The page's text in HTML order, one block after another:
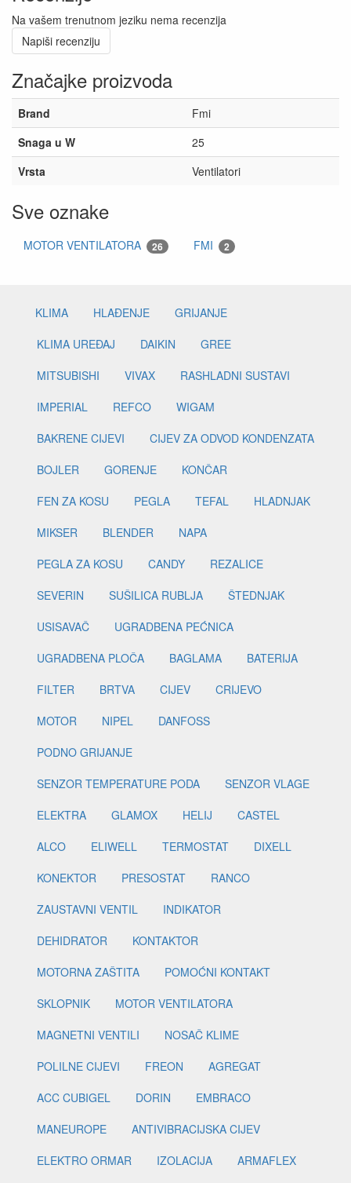
Na vašem trenutnom jeziku nema recenzija
Napiši recenziju
Značajke proizvoda
Brand
Fmi
Snaga u W
25
Vrsta
Ventilatori
Sve oznake
MOTOR VENTILATORA 26 FMI 2
KLIMA HLAĐENJE
GRIJANJE
KLIMA UREĐAJ
DAIKIN
GREE
MITSUBISHI
VIVAX
RASHLADNI SUSTAVI
IMPERIAL
REFCO
WIGAM
BAKRENE CIJEVI
CIJEV ZA ODVOD KONDENZATA
BOJLER
GORENJE
KONČAR
FEN ZA KOSU
PEGLA TEFAL
HLADNJAK
MIKSER
BLENDER
NAPA
PEGLA ZA KOSU
CANDY
REZALICE
SEVERIN
SUŠILICA RUBLJA
ŠTEDNJAK
USISAVAČ
UGRADBENA PEĆNICA
UGRADBENA PLOČA
BAGLAMA
BATERIJA
FILTER
BRTVA CIJEV
CRIJEVO
MOTOR
NIPEL
DANFOSS
PODNO GRIJANJE
SENZOR TEMPERATURE PODA
SENZOR VLAGE
ELEKTRA
GLAMOX HELIJ
CASTEL
ALCO
ELIWELL TERMOSTAT
DIXELL
KONEKTOR
PRESOSTAT
RANCO
ZAUSTAVNI VENTIL
INDIKATOR
DEHIDRATOR
KONTAKTOR
MOTORNA ZAŠTITA
POMOĆNI KONTAKT
SKLOPNIK
MOTOR VENTILATORA
MAGNETNI VENTILI
NOSAČ KLIME
POLILNE CIJEVI
FREON
AGREGAT
ACC CUBIGEL
DORIN
EMBRACO
MANEUROPE
ANTIVIBRACIJSKA CIJEV
ELEKTRO ORMAR
IZOLACIJA
ARMAFLEX